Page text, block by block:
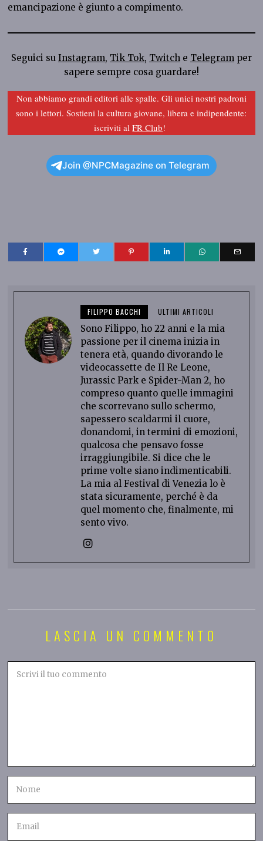
emancipazione è giunto a compimento.
Seguici su Instagram, Tik Tok, Twitche Telegramper
sapere sempre cosa guardare!
Non abbiamo grandi editori alle spalle. Gli unici nostri padroni
sono i lettori. Sostieni la cultura giovane, libera e indipendente:
iscriviti alFR Club!
Join @NPCMagazine on Telegram
FILIPPO BACCHI ULTIMI ARTICOLI
Sono Filippo, ho 22 anni e la mia
passione per il cinema inizia in
tenera età, quando divorando le
videocassette de Il Re Leone,
Jurassic Park e Spider-Man 2, ho
compreso quanto quelle immagini
che scorrevano sullo schermo,
sapessero scaldarmi il cuore,
donandomi, in termini di emozioni,
qualcosa che pensavo fosse
irraggiungibile. Si dice che le
prime volte siano indimenticabili.
La mia al Festival di Venezia lo è
stata sicuramente, perché è da
quel momento che, finalmente, mi
sento vivo.
LASCIA UN COMMENTO